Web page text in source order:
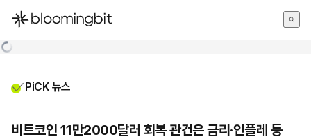
한국어
PiCK 뉴스
비트코인 11만2000달러 회복 관건은 금리·인플레 등